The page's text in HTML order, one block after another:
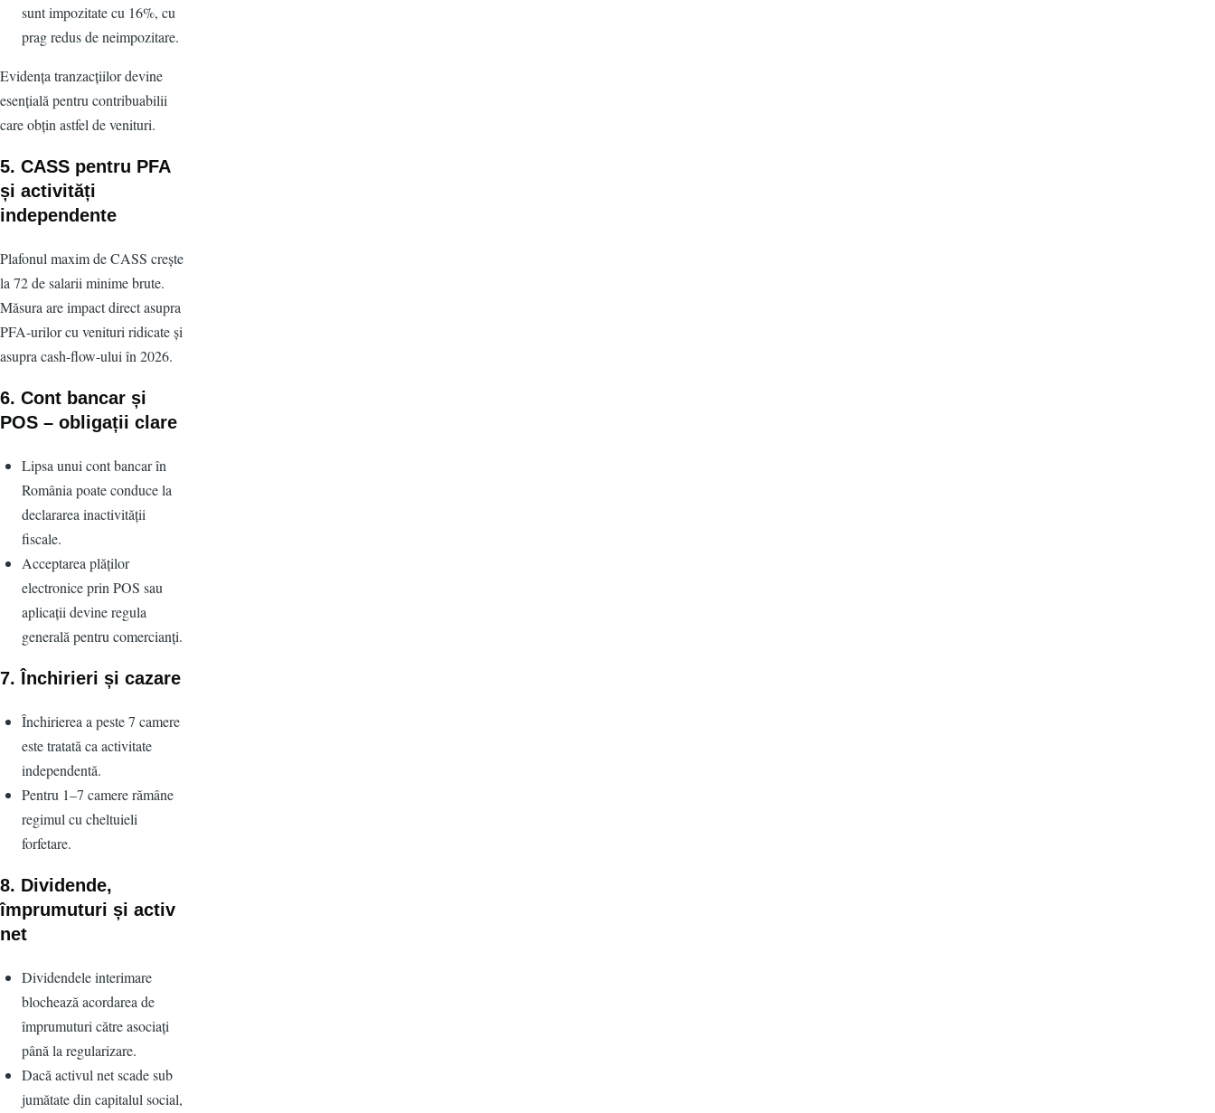
sunt impozitate cu 16%, cu
prag redus de neimpozitare.
Evidența tranzacțiilor devine
esențială pentru contribuabilii
care obțin astfel de venituri.
5. CASS pentru PFA
și activități
independente
Plafonul maxim de CASS crește
la 72 de salarii minime brute.
Măsura are impact direct asupra
PFA-urilor cu venituri ridicate și
asupra cash-flow-ului în 2026.
6. Cont bancar și
POS – obligații clare
Lipsa unui cont bancar în
România poate conduce la
declararea inactivității
fiscale.
Acceptarea plăților
electronice prin POS sau
aplicații devine regula
generală pentru comercianți.
7. Închirieri și cazare
Închirierea a peste 7 camere
este tratată ca activitate
independentă.
Pentru 1–7 camere rămâne
regimul cu cheltuieli
forfetare.
8. Dividende,
împrumuturi și activ
net
Dividendele interimare
blochează acordarea de
împrumuturi către asociați
până la regularizare.
Dacă activul net scade sub
jumătate din capitalul social,